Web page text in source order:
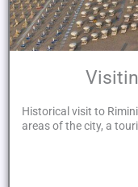
Historical visit to
areas of the city, a